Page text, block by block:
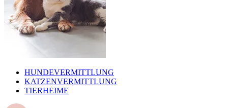
HUNDEVERMITTLUNG
KATZENVERMITTLUNG
TIERHEIME